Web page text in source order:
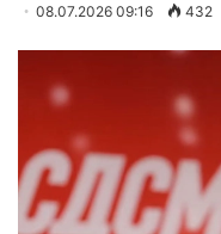
08.07.2026 09:16 432